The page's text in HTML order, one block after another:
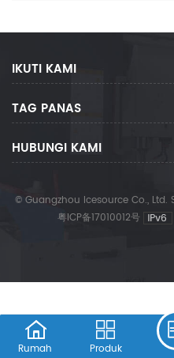
IKUTI KAMI
TAG PANAS
HUBUNGI KAMI
© Guangzhou Icesource Co., Ltd.
粤ICP备17010012号
Rumah Produk